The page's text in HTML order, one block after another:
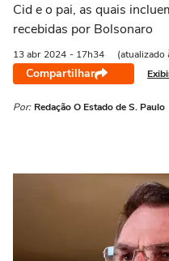
Cid e o pai, as quais
recebidas por Bolsonaro
13 abr 2024 - 17h34 (atualizado
Compartilhar
Por: Redação O Estado de S. Paulo